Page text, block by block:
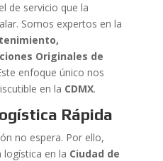
de servicio que la
Somos expertos en la
Originales de
enfoque único nos
en la CDMX.
Rápida
no espera. Por ello,
en la Ciudad de